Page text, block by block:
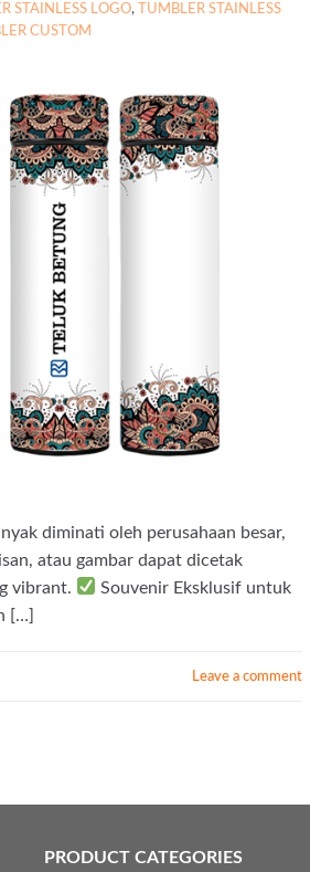
STAINLESS LOGO,
TUMBLER STAINLESS
CUSTOM
diminati oleh perusahaan besar,
atau gambar dapat dicetak
vibrant.
Souvenir Eksklusif untuk
[…]
Leave a comment
PRODUCT CATEGORIES